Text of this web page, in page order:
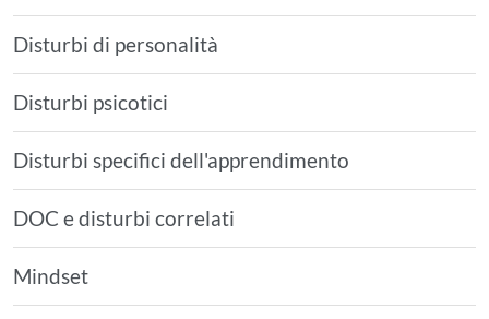
Disturbi di personalità
Disturbi psicotici
Disturbi specifici dell'apprendimento
DOC e disturbi correlati
Mindset